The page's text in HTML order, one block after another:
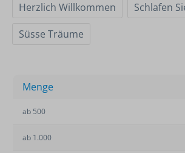
Herzlich Willkommen
Schlafen
Süsse Träume
Menge
ab 500
ab 1.000